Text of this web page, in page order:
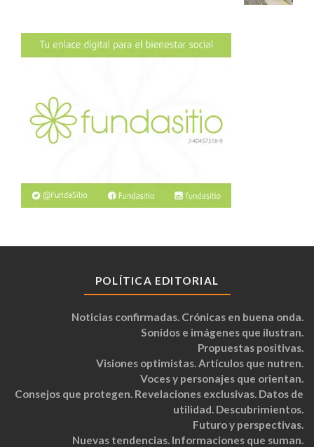
POLÍTICA EDITORIAL
Noticias confirmadas. Crónicas en buena onda.
Sonidos e imágenes que ilustran.
Propuestas positivas.
Visiones optimistas. Artículos que nutren.
Voces y personajes que orientan.
Consejos que protegen. Revelaciones exclusivas. Datos de
utilidad. Descubrimientos.
Futuro y perspectivas.
Nuevas tendencias. Informaciones que suman.